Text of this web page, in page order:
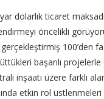
dolarlık ticaret
öncelikli
100’den
başarılı
inşaatı üzere farklı
etkin rol